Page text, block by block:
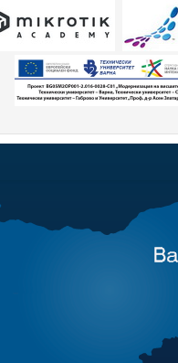
информация
проектна информация
научни проекти
институт